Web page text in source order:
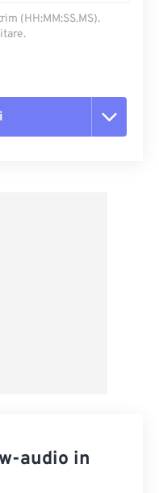
(HH:MM:SS.MS).
audio in